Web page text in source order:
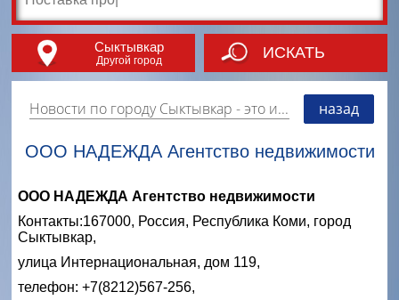
Сыктывкар
Другой город ИСКАТЬ
Новости по городу Сыктывкар - это информация о событиях, мероприятиях и торгово-коммерческой деятельности города. Страницу наполняют платные и бесплатные объявления, имеющие функцию "поднятия вверх списка". назад
ООО НАДЕЖДА Агентство недвижимости
ООО НАДЕЖДА Агентство недвижимости
Контакты:167000, Россия, Республика Коми, город
Сыктывкар,
улица Интернациональная, дом 119,
телефон: +7(8212)567-256,